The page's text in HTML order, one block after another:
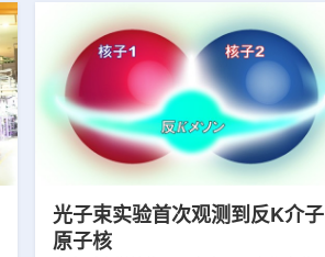
罗斯、台湾、菲律宾和日本等国家和地
区的170余名学者开展交流。本届会议议
题覆盖高能物理、核物理、凝聚态物理
和宇宙学等多个理论物理前沿方向，同
时涉及超越标准模型物理、分子物理、
量子光学与量子信息、生物材料和生物
分子等交叉研究领域。广泛的议程...
光子束实验首次观测到反K介子
原子核